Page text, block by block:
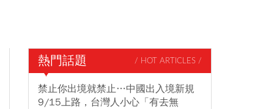
熱門話題 / HOT ARTICLES /
禁止你出境就禁止…中國出入境新規
9/15上路，台灣人小心「有去無